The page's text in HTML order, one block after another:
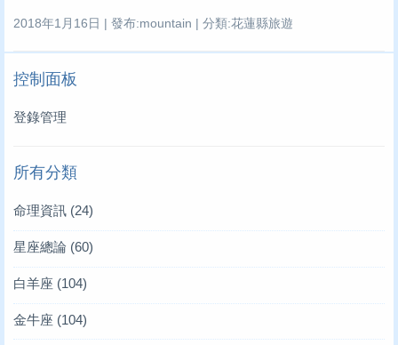
2018年1月16日 | 發布:mountain | 分類:花蓮縣旅遊
控制面板
登錄管理
所有分類
命理資訊 (24)
星座總論 (60)
白羊座 (104)
金牛座 (104)